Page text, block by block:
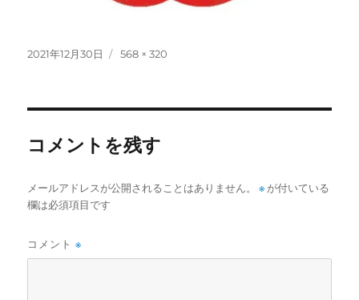
投
2021年12月30日
フ
568 × 320
コメントを残す
メールアドレスが公開されることはありません。 ※ が付いている
欄は必須項目です
コメント※